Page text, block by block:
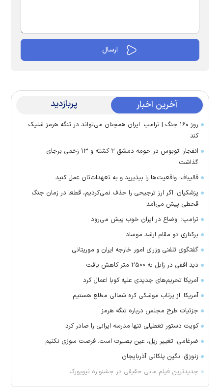
آخرین اخبار پربازدید
روز ۱۶۰ جنگ | ترامپ: ایران همچنان می‌تواند در تنگه هرمز شلیک
کند
انفجار اتوبوس در حومه دمشق ۲ کشته و ۱۳ زخمی برجای
گذاشت
قالیباف: واقعیت‌ها را بپذیرید و به تعهدات‌تان عمل کنید
پزشکیان: اگر ارز ترجیحی را حذف نمی‌کردیم، قطعا در زمان جنگ
قحطی پیش می‌آمد
ترامپ: اوضاع در ایران خوب پیش می‌رود
برکناری دو مقام ارشد موساد
گفتگوی تلفنی وزرای امور خارجه ایران و موریتانی
دید افقی در زابل به ۲۵۰۰ متر کاهش یافت
آمریکا تحریم‌های جدیدی علیه کوبا اعمال کرد
آمریکا: از پرتاب موشکی کره شمالی مطلع هستیم
جزئیات طرح مجلس درباره تنگه هرمز
کویت دستور تعطیلی تنها مدرسه ایرانی را صادر کرد
ضرغامی: تغییر ریل، عین بصیرت است. فرصت سوزی نکنیم
زنوزق؛ نگین پلکانی آذربایجان
جدیدترین فیلم مانی حقیقی در جشنواره نیویورک